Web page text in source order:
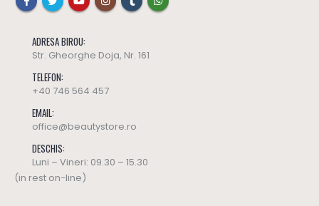
ADRESA BIROU:
Str. Gheorghe Doja, Nr. 161
TELEFON:
+40 746 564 457
EMAIL:
office@beautystore.ro
DESCHIS:
Luni – Vineri: 09.30 – 15.30
(in rest on-line)